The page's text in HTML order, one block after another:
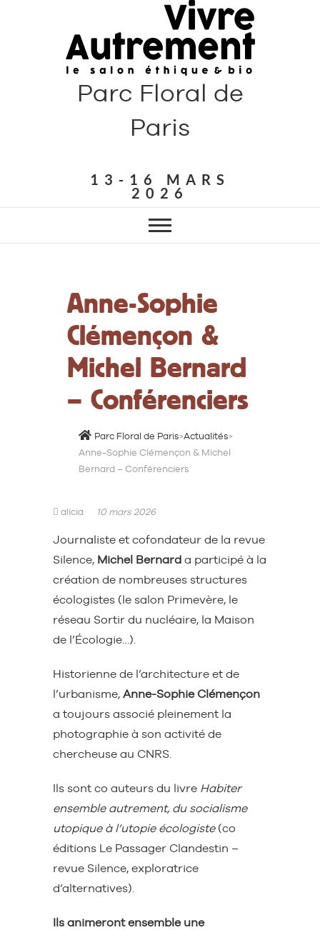
Parc Floral de
Paris
13-16 MARS
2026
Anne-Sophie
Clémençon &
Michel Bernard
– Conférenciers
Parc Floral de Paris>Actualités>
Anne-Sophie Clémençon & Michel
Bernard – Conférenciers
alicia 10 mars 2026
Journaliste et cofondateur de la revue
Silence, Michel Bernard a participé à la
création de nombreuses structures
écologistes (le salon Primevère, le
réseau Sortir du nucléaire, la Maison
de l’Écologie…).
Historienne de l’architecture et de
l’urbanisme, Anne-Sophie Clémençon
a toujours associé pleinement la
photographie à son activité de
chercheuse au CNRS.
Ils sont co auteurs du livre Habiter
ensemble autrement, du socialisme
utopique à l’utopie écologiste(co
éditions Le Passager Clandestin –
revue Silence, exploratrice
d’alternatives).
Ils animeront ensemble une